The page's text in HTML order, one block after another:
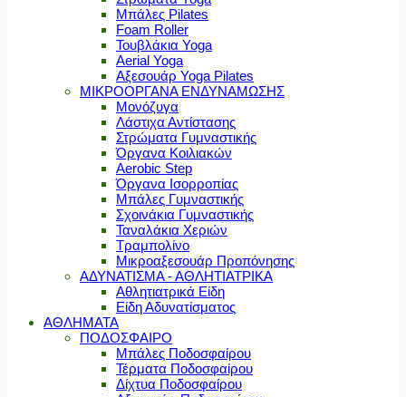
Μπάλες Pilates
Foam Roller
Τουβλάκια Yoga
Aerial Yoga
Αξεσουάρ Yoga Pilates
ΜΙΚΡΟΟΡΓΑΝΑ ΕΝΔΥΝΑΜΩΣΗΣ
Μονόζυγα
Λάστιχα Αντίστασης
Στρώματα Γυμναστικής
Όργανα Κοιλιακών
Aerobic Step
Όργανα Ισορροπίας
Μπάλες Γυμναστικής
Σχοινάκια Γυμναστικής
Ταναλάκια Χεριών
Τραμπολίνο
Μικροαξεσουάρ Προπόνησης
ΑΔΥΝΑΤΙΣΜΑ - ΑΘΛΗΤΙΑΤΡΙΚΑ
Αθλητιατρικά Είδη
Είδη Αδυνατίσματος
ΑΘΛΗΜΑΤΑ
ΠΟΔΟΣΦΑΙΡΟ
Μπάλες Ποδοσφαίρου
Τέρματα Ποδοσφαίρου
Δίχτυα Ποδοσφαίρου